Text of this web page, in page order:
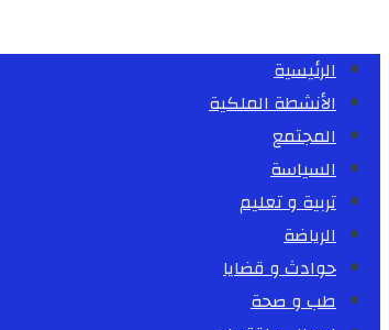
الرئيسية
الأنشطة الملكية
المجتمع
السياسة
تربية و تعليم
الرياضة
حوادث و قضايا
طب و صحة